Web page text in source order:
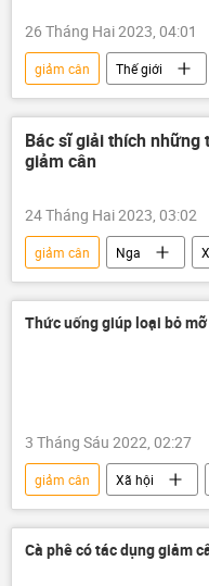
26 Tháng Hai 2023, 04:01
giảm cân Thế giới
bác sĩ
Sức khoẻ
Bác sĩ giải thích
giảm cân
24 Tháng Hai 2023, 03:02
giảm cân Nga
Sức khoẻ
bác sĩ
Thức uống giúp loại bỏ
3 Tháng Sáu 2022, 02:27
giảm cân Xã hội
cà phê
Báo chí thế
Cà phê có tác dụng giảm